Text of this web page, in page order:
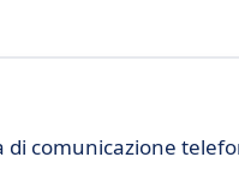
di comunicazione